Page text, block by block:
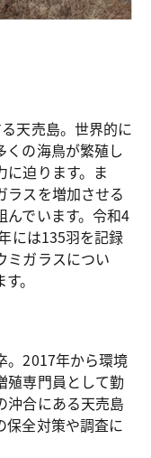
天売島。世界的に
くの海鳥が繁殖し
に迫ります。ま
ラスを増加させる
んでいます。令和4
には135羽を記録
ミガラスについ
。
。2017年から環境
殖専門員として勤
沖合にある天売島
保全対策や調査に